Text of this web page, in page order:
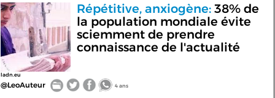
ladn.eu
Répétitive, anxiogène:38% de
la population mondiale évite
sciemment de prendre
connaissance de l'actualité
@LeoAuteur 4 ans